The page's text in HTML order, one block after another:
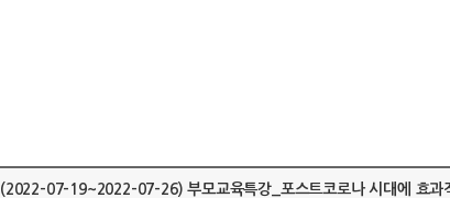
(2022-07-19~2022-07-26) 부모교육특강_포스트코로나 시대에 효과